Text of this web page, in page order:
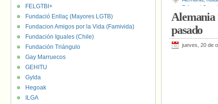
Tribunal
Alemania
pasado
jueves, 20 de
FELGTBI+
Fundació Enllaç (Mayores LGTB)
Fundacion Amigos por la Vida (Famivida)
Fundación Iguales (Chile)
Fundación Triángulo
Gay Marruecos
GEHITU
Gylda
Hegoak
ILGA